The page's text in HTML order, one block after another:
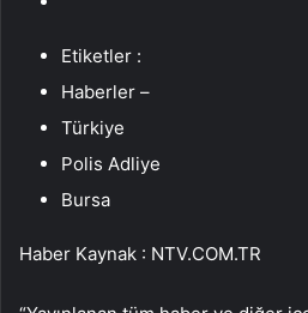
Etiketler :
Haberler –
Türkiye
Polis Adliye
Bursa
Haber Kaynak : NTV.COM.TR